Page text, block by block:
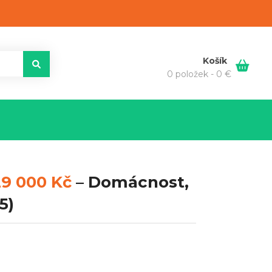
Košík
0 položek - 0 €
000 Kč– Domácnost,